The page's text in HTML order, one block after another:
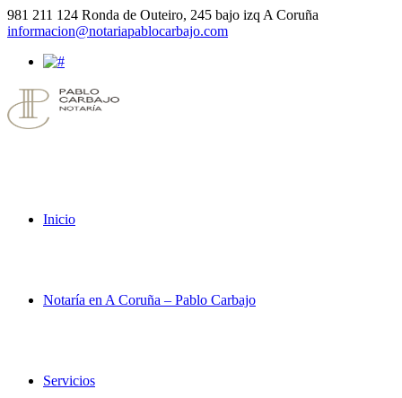
981 211 124 Ronda de Outeiro, 245 bajo izq A Coruña
informacion@notariapablocarbajo.com
Inicio
Notaría en A Coruña – Pablo Carbajo
Servicios